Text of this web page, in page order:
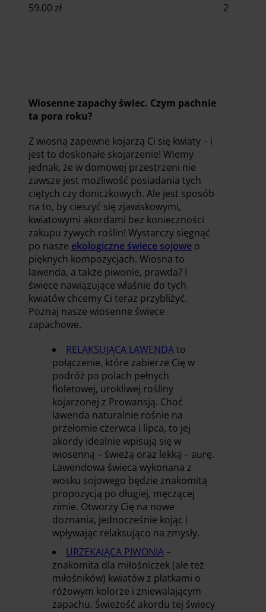
59.00 zł
29.00
Wiosenne zapachy świec. Czym pachnie
ta pora roku?
Z wiosną zapewne kojarzą Ci się kwiaty – i
jest to doskonałe skojarzenie! Wiemy
jednak, że w domowej przestrzeni nie
zawsze jest możliwość posiadania tych
ciętych czy doniczkowych. Ale jest sposób
na to, by cieszyć się zjawiskowymi,
kwiatowymi akordami bez konieczności
zakupu żywych roślin! Wystarczy sięgnąć
po nasze ekologiczne świece sojowe o
pięknych kompozycjach. Wiosna to
lawenda, a także piwonie, prawda? I
świece nawiązujące właśnie do tych
kwiatów chcemy Ci teraz przybliżyć.
Poznaj nasze wiosenne świece
zapachowe.
RELAKSUJĄCA LAWENDAto
połączenie, które zabierze Cię w
podróż po polach pełnych
fioletowej, urokliwej rośliny
kojarzonej z Prowansją. Choć
lawenda naturalnie rośnie na
przełomie czerwca i lipca, to jej
akordy idealnie wpisują się w
wiosenną – świeżą oraz lekką – aurę.
Lawendowa świeca wykonana z
wosku sojowego będzie znakomitą
propozycją po długiej, męczącej
zimie. Otworzy Cię na nowe
doznania, jednocześnie kojąc i
wpływając relaksująco na zmysły.
URZEKAJĄCA PIWONIA –
znakomita dla miłośniczek (ale też
miłośników) kwiatów z płatkami o
różowym kolorze i zniewalającym
zapachu. Świeżość akordu tej świecy